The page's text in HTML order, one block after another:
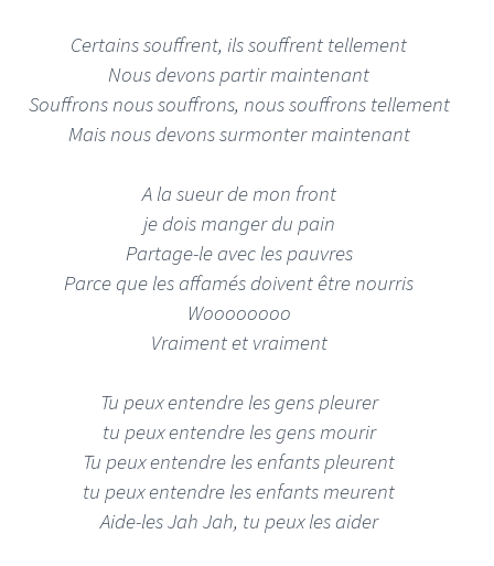
Certains souffrent, ils souffrent tellement
Nous devons partir maintenant
Souffrons nous souffrons, nous souffrons tellement
Mais nous devons surmonter maintenant
A la sueur de mon front
je dois manger du pain
Partage-le avec les pauvres
Parce que les affamés doivent être nourris
Woooooooo
Vraiment et vraiment
Tu peux entendre les gens pleurer
tu peux entendre les gens mourir
Tu peux entendre les enfants pleurent
tu peux entendre les enfants meurent
Aide-les Jah Jah, tu peux les aider